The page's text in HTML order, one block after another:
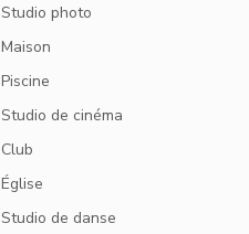
Studio photo
Maison
Piscine
Studio de cinéma
Club
Église
Studio de danse